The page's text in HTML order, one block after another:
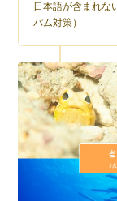
日本語が含まれな
パム対策）